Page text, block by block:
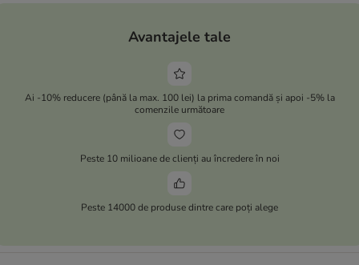
Avantajele tale
Ai -10% reducere (până la max. 100 lei) la prima comandă și apoi -5% la
comenzile următoare
Peste 10 milioane de clienți au încredere în noi
Peste 14000 de produse dintre care poți alege